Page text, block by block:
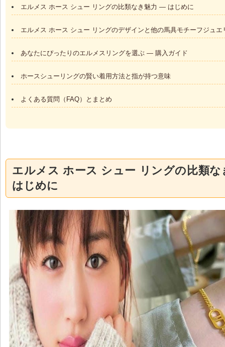
エルメス ホース シュー リングの比類なき魅力 — はじめに
エルメス ホース シュー リングのデザインと他の馬具モチーフジュエ
あなたにぴったりのエルメスリングを選ぶ — 購入ガイド
ホースシューリングの賢い着用方法と指が持つ意味
よくある質問（FAQ）とまとめ
エルメス ホース シュー リングの比類
はじめに